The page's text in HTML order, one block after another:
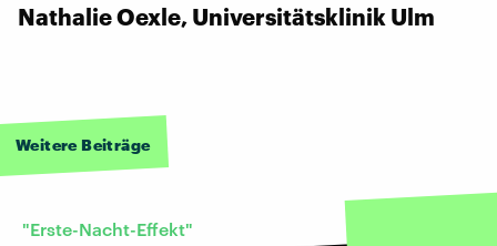
Nathalie Oexle, Universitätsklinik Ulm
Weitere Beiträge
"Erste-Nacht-Effekt"